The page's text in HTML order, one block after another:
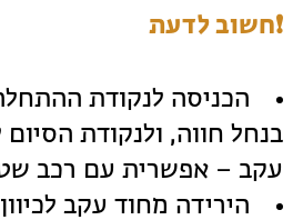
❗️חשוב לדעת
הכניסה לנקודת
בנחל חווה, ולנקודת
עקב – אפשרית עם רכב
הירידה מחוד עקב